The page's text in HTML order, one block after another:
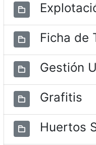
Ficha de
Gestión
Grafitis
Huertos